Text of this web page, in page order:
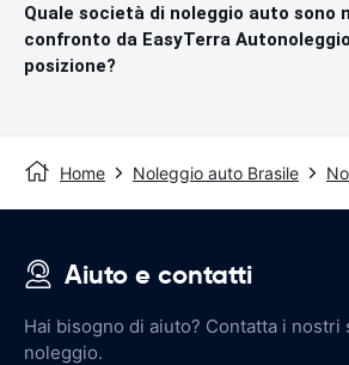
Quale società di noleggio auto sono
confronto da EasyTerra
posizione?
Home Noleggio auto Brasile
Aiuto e contatti
Hai bisogno di aiuto? Contatta i nostri
noleggio.